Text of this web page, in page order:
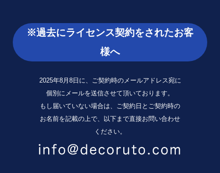
※過去にライセンス契約をされたお客
様へ
2025年8月8日に、ご契約時のメールアドレス宛に
個別にメールを送信させて頂いております。
もし届いていない場合は、ご契約日とご契約時の
お名前を記載の上で、以下まで直接お問い合わせ
ください。